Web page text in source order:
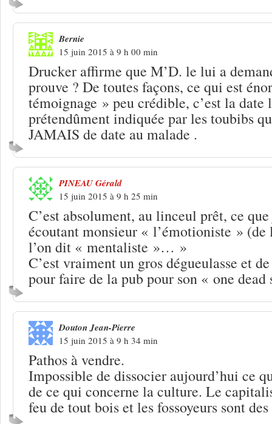
Bernie
15 juin 2015 à 9 h 00 min
Drucker affirme que M’D. le lui a
prouve ? De toutes façons, ce qui est
témoignage » peu crédible, c’est la
prétendûment indiquée par les toubibs
JAMAIS de date au malade .
PINEAU Gérald
15 juin 2015 à 9 h 25 min
C’est absolument, au linceul prêt, ce
écoutant monsieur « l’émotioniste » (de
l’on dit « mentaliste »… »
C’est vraiment un gros dégueulasse et
pour faire de la pub pour son « one
Douton Jean-Pierre
15 juin 2015 à 9 h 34 min
Pathos à vendre.
Impossible de dissocier aujourd’hui ce
de ce qui concerne la culture. Le
feu de tout bois et les fossoyeurs sont